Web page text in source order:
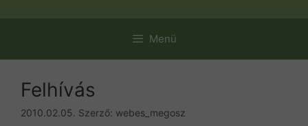
Menü
Felhívás
2010.02.05. Szerző: webes_megosz